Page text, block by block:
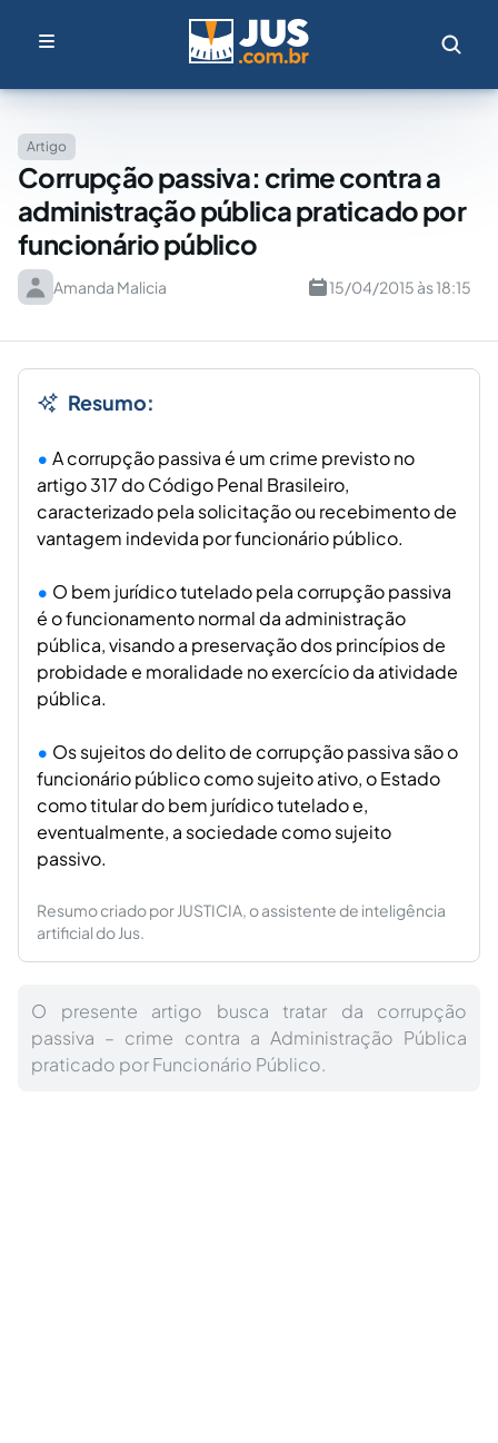
Artigo
Corrupção passiva: crime contra a
administração pública praticado por
funcionário público
Amanda Malicia 15/04/2015 às 18:15
Resumo:
A corrupção passiva é um crime previsto no
artigo 317 do Código Penal Brasileiro,
caracterizado pela solicitação ou recebimento de
vantagem indevida por funcionário público.
O bem jurídico tutelado pela corrupção passiva
é o funcionamento normal da administração
pública, visando a preservação dos princípios de
probidade e moralidade no exercício da atividade
pública.
Os sujeitos do delito de corrupção passiva são o
funcionário público como sujeito ativo, o Estado
como titular do bem jurídico tutelado e,
eventualmente, a sociedade como sujeito
passivo.
Resumo criado por JUSTICIA, o assistente de inteligência
artificial do Jus.
O presente artigo busca tratar da corrupção
passiva – crime contra a Administração Pública
praticado por Funcionário Público.